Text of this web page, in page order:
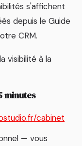
s'affichent
depuis le Guide
CRM.
visibilité à la
minutes
cabinet
— vous